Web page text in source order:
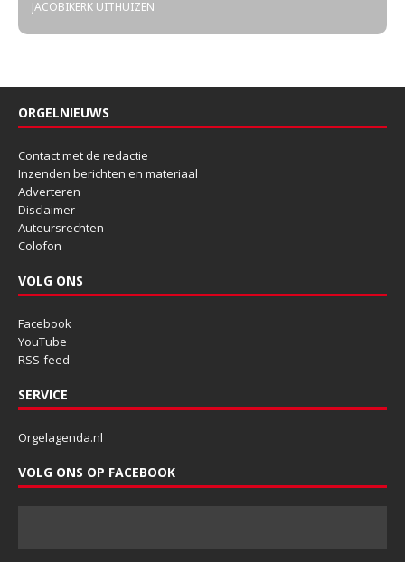
JACOBIKERK UITHUIZEN
ORGELNIEUWS
Contact met de redactie
Inzenden berichten en materiaal
Adverteren
Disclaimer
Auteursrechten
Colofon
VOLG ONS
Facebook
YouTube
RSS-feed
SERVICE
Orgelagenda.nl
VOLG ONS OP FACEBOOK